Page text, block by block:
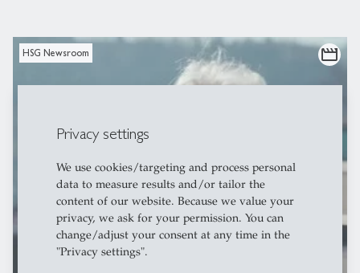
Privacy settings
We use cookies/targeting and process personal
data to measure results and/or tailor the
content of our website. Because we value your
privacy, we ask for your permission. You can
change/adjust your consent at any time in the
"Privacy settings".
HSG Newsroom movie